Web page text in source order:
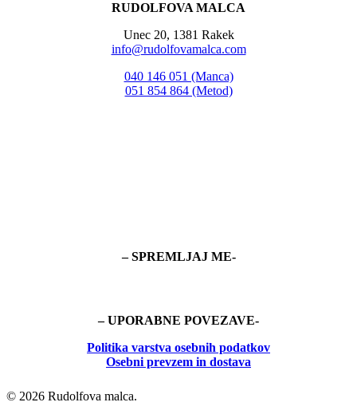
RUDOLFOVA MALCA
Unec 20, 1381 Rakek
info@rudolfovamalca.com
040 146 051 (Manca)
051 854 864 (Metod)
– SPREMLJAJ ME-
– UPORABNE POVEZAVE-
Politika varstva osebnih podatkov
Osebni prevzem in dostava
© 2026 Rudolfova malca.